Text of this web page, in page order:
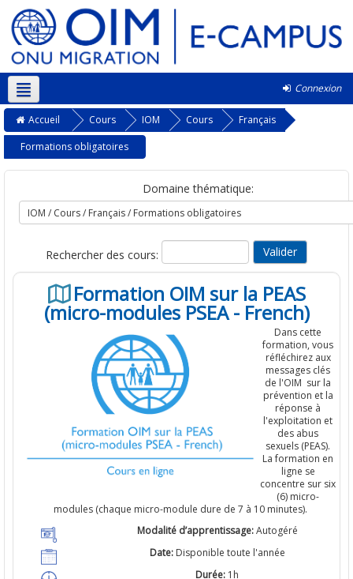
Connexion
Français ‎(fr)‎
Accueil Cours IOM Cours
Français
Formations obligatoires
Domaine thématique:
Rechercher des cours:
Formation OIM sur la PEAS
(micro-modules PSEA - French)
Dans cette
formation, vous
réfléchirez aux
messages clés
de l'OIM sur la
prévention et la
réponse à
l'exploitation et
des abus
sexuels (PEAS).
La formation en
ligne se
concentre sur six
(6) micro-
modules (chaque micro-module dure de 7 à 10 minutes).
Modalité d’apprentissage: Autogéré
Date:Disponible toute l'année
Durée: 1h